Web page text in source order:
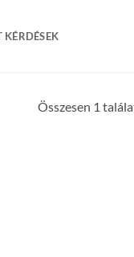
KÉRDÉSEK
Összesen 1